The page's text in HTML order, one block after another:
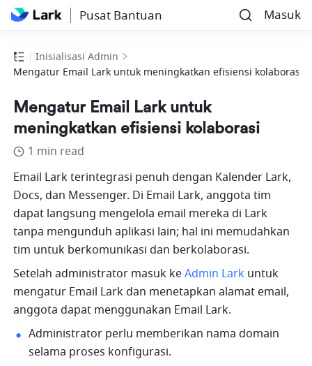
Pusat Bantuan Masuk
Inisialisasi Admin
Mengatur Email Lark untuk meningkatkan efisiensi kolaborasi
Mengatur Email Lark untuk
meningkatkan efisiensi kolaborasi
1 min read
Email Lark terintegrasi penuh dengan Kalender Lark,
Docs, dan Messenger. Di Email Lark, anggota tim
dapat langsung mengelola email mereka di Lark
tanpa mengunduh aplikasi lain; hal ini memudahkan
tim untuk berkomunikasi dan berkolaborasi.
Setelah administrator masuk keAdmin Lark untuk
mengatur Email Lark dan menetapkan alamat email,
anggota dapat menggunakan Email Lark.
Administrator perlu memberikan nama domain
selama proses konfigurasi.